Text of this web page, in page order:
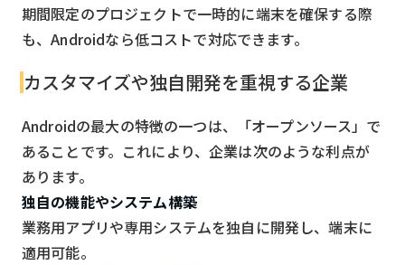
期間限定のプロジェクトで一時的に端末を確保する際
も、Androidなら低コストで対応できます。
カスタマイズや独自開発を重視する企業
Androidの最大の特徴の一つは、「オープンソース」で
あることです。これにより、企業は次のような利点が
あります。
独自の機能やシステム構築
業務用アプリや専用システムを独自に開発し、端末に
適用可能。